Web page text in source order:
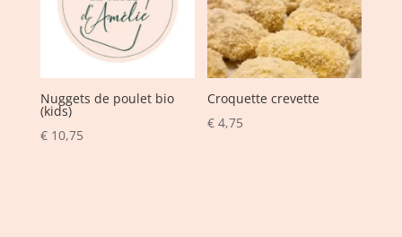
Nuggets de poulet bio
(kids)
€10,75
Croquette crevette
€ 4,75